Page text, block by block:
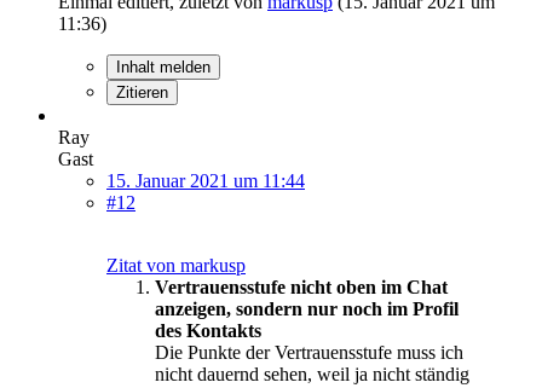
11:36)
Inhalt melden
Zitieren
Ray
Gast
15. Januar 2021 um 11:44
#12
Zitat von markusp
Vertrauensstufe nicht oben im Chat
anzeigen, sondern nur noch im Profil
des Kontakts
Die Punkte der Vertrauensstufe muss ich
nicht dauernd sehen, weil ja nicht ständig